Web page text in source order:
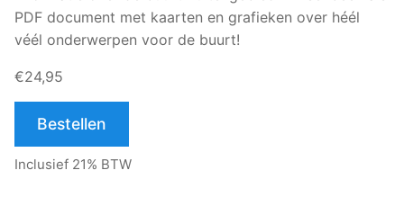
PDF document met kaarten en grafieken over héél
véél onderwerpen voor de buurt!
€24,95
Bestellen
Inclusief 21% BTW